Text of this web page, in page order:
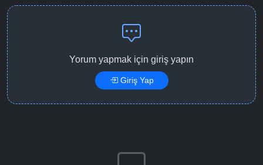
Yorum yapmak için giriş yapın
Giriş Yap